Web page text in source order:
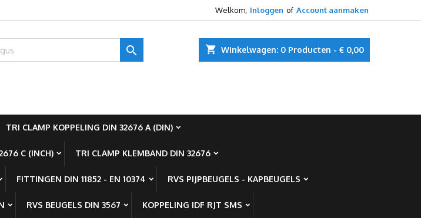
Welkom, Inloggen of Account aanmaken
shopping_cart Winkelwagen: 0 Producten - € 0,00

TRI CLAMP KOPPELING DIN 32676 A (DIN)
C (INCH) TRI CLAMP KLEMBAND DIN 32676
FITTINGEN DIN 11852 - EN 10374 RVS PIJPBEUGELS - KAPBEUGELS
RVS BEUGELS DIN 3567 KOPPELING IDF RJT SMS
Annuleren Maak een verlanglijst
in uw verlanglijst op te slaan.